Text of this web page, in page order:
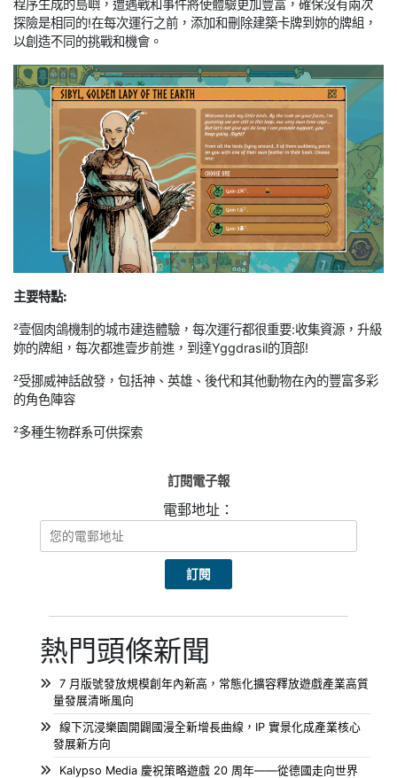
程序生成的島嶼，遭遇戰和事件將使體驗更加豐富，確保沒有兩次
探險是相同的!在每次運行之前，添加和刪除建築卡牌到妳的牌組，
以創造不同的挑戰和機會。
主要特點:
²壹個肉鴿機制的城市建造體驗，每次運行都很重要:收集資源，升級
妳的牌組，每次都進壹步前進，到達Yggdrasil的頂部!
²受挪威神話啟發，包括神、英雄、後代和其他動物在內的豐富多彩
的角色陣容
²多種生物群系可供探索
訂閱電子報
電郵地址：
熱門頭條新聞
7 月版號發放規模創年內新高，常態化擴容釋放遊戲產業高質
量發展清晰風向
線下沉浸樂園開闢國漫全新增長曲線，IP 實景化成產業核心
發展新方向
Kalypso Media 慶祝策略遊戲 20 周年——從德國走向世界